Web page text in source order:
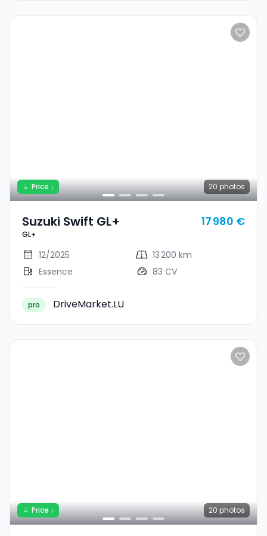
20 photos
Price ↓
Suzuki Swift GL+
GL+
17 980 €
12/2025
13 200 km
Essence
83 CV
pro DriveMarket.LU
20 photos
Price ↓